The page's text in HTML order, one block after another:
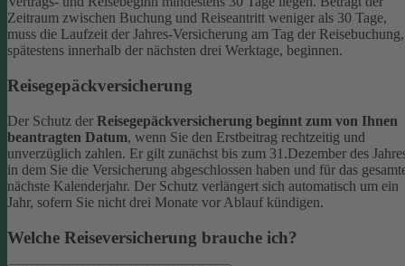
Zeitraum zwischen Buchung und Reiseantritt weniger als 30 Tage,
muss die Laufzeit der Jahres-Versicherung am Tag der Reisebuchung,
spätestens innerhalb der nächsten drei Werktage, beginnen.
Reisegepäckversicherung
Der Schutz der Reisegepäckversicherung beginnt zum von Ihnen
beantragten Datum, wenn Sie den Erstbeitrag rechtzeitig und
unverzüglich zahlen. Er gilt zunächst bis zum 31.Dezember des
in dem Sie die Versicherung abgeschlossen haben und für das
nächste Kalenderjahr. Der Schutz verlängert sich automatisch um ein
Jahr, sofern Sie nicht drei Monate vor Ablauf kündigen.
Welche Reiseversicherung brauche ich?